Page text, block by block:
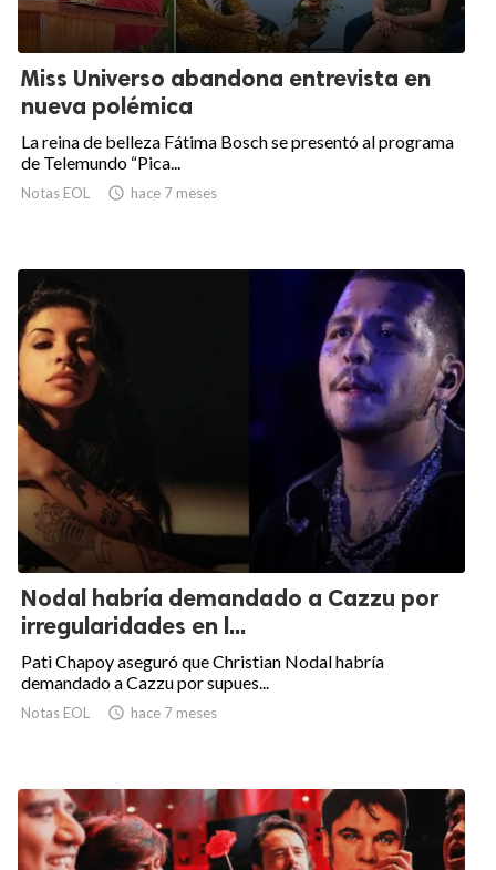
Miss Universo abandona entrevista en
nueva polémica
La reina de belleza Fátima Bosch se presentó al programa
de Telemundo “Pica...
Notas EOL  hace 7 meses
Nodal habría demandado a Cazzu por
irregularidades en l...
Pati Chapoy aseguró que Christian Nodal habría
demandado a Cazzu por supues...
Notas EOL  hace 7 meses